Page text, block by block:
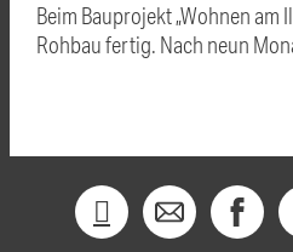
Beim Bauprojekt „Wohnen am
Rohbau fertig. Nach neun